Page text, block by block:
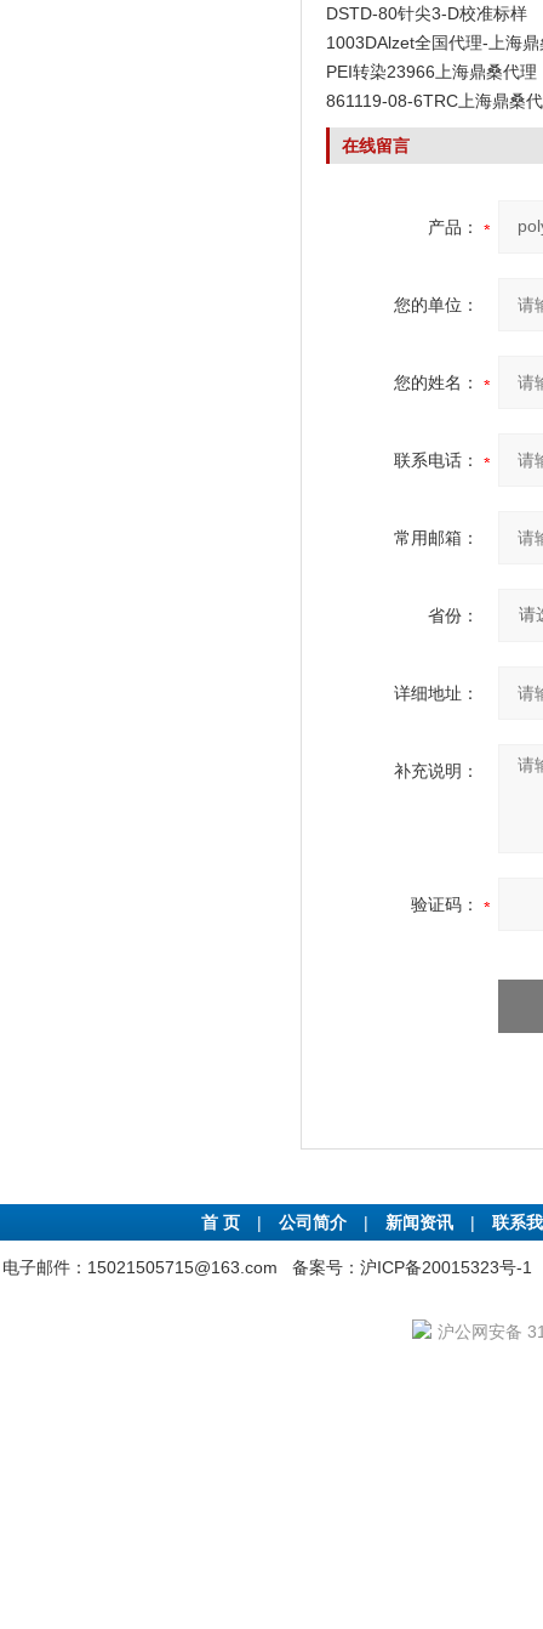
DSTD-80针尖3-D校准标样
1003DAlzet全国代理-上海鼎
PEI转染23966上海鼎桑代理
861119-08-6TRC上海鼎桑
在线留言
产品：
您的单位：
您的姓名：
联系电话：
常用邮箱：
省份：
详细地址：
补充说明：
验证码：
首 页 | 公司简介 | 新闻资讯 | 联系
电子邮件：15021505715@163.com 备案号：沪ICP备20015323号-1
沪公网安备